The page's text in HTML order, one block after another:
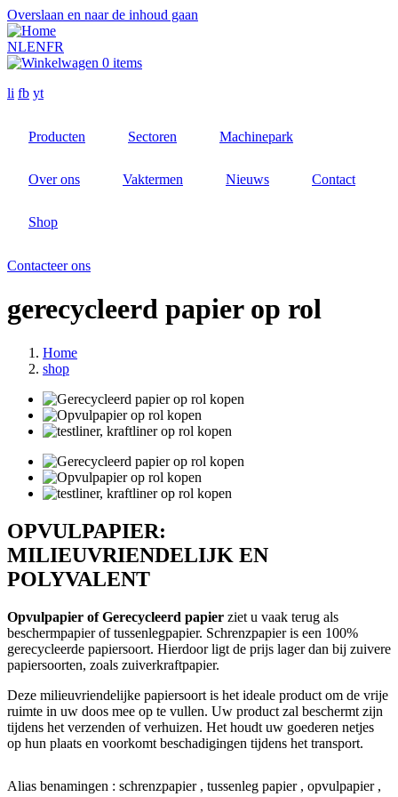
Overslaan en naar de inhoud gaan
NLENFR
0 items
li fb yt
Producten Sectoren Machinepark
Over ons Vaktermen Nieuws Contact
Shop
Contacteer ons
gerecycleerd papier op rol
Home
shop
OPVULPAPIER:
MILIEUVRIENDELIJK EN
POLYVALENT
Opvulpapier of Gerecycleerd papier ziet u vaak terug als
beschermpapier of tussenlegpapier. Schrenzpapier is een 100%
gerecycleerde papiersoort. Hierdoor ligt de prijs lager dan bij zuivere
papiersoorten, zoals zuiverkraftpapier.
Deze milieuvriendelijke papiersoort is het ideale product om de vrije
ruimte in uw doos mee op te vullen. Uw product zal beschermt zijn
tijdens het verzenden of verhuizen. Het houdt uw goederen netjes
op hun plaats en voorkomt beschadigingen tijdens het transport.
Alias benamingen : schrenzpapier , tussenleg papier , opvulpapier ,